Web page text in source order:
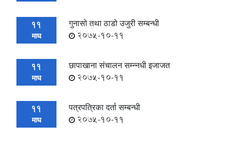
11
माघ
गुनासो तथा ठाडो उजुरी सम्बन्धी
2075-10-11
11
माघ
छापाखाना संचालन सम्न्नधी इजाजत
2075-10-11
11
माघ
पत्रपत्रिका दर्ता सम्बन्धी
2075-10-11